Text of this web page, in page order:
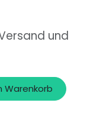
und
Warenkorb